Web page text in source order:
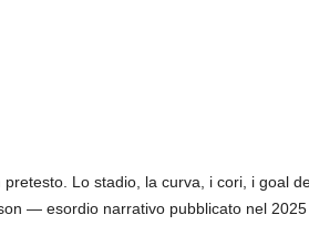
pretesto. Lo stadio, la curva, i cori, i goal
— esordio narrativo pubblicato nel